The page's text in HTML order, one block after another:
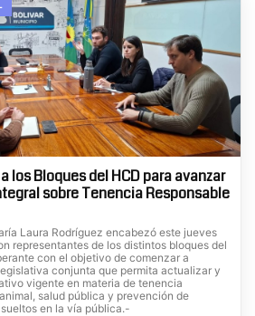
los Bloques del HCD para avanzar
sobre Tenencia Responsable
Laura Rodríguez encabezó este jueves
representantes de los distintos bloques del
con el objetivo de comenzar a
conjunta que permita actualizar y
vigente en materia de tenencia
salud pública y prevención de
en la vía pública.-